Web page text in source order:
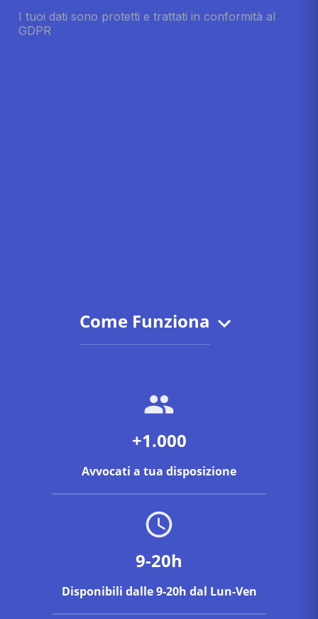
Come Funziona
+1.000
Avvocati a tua disposizione
9-20h
Disponibili dalle 9-20h dal Lun-Ven